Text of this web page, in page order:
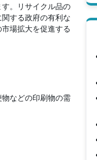
。リサイクル品の
する政府の有利な
場拡大を促進する
などの印刷物の需